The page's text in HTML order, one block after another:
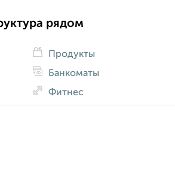
рядом
Продукты
Банкоматы
Фитнес